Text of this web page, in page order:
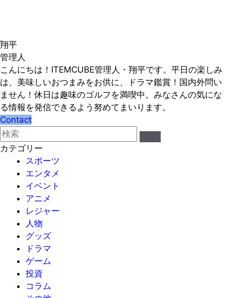
翔平
管理人
こんにちは！ITEMCUBE管理人・翔平です。平日の楽しみ
は、美味しいおつまみをお供に、ドラマ鑑賞！国内外問い
ません！休日は趣味のゴルフを満喫中。みなさんの気にな
る情報を発信できるよう努めてまいります。
Contact
カテゴリー
スポーツ
エンタメ
イベント
アニメ
レジャー
人物
グッズ
ドラマ
ゲーム
投資
コラム